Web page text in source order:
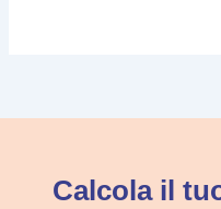
Calcola il